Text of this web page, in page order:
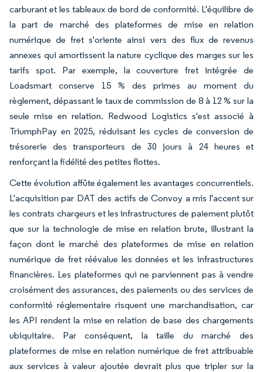
carburant et les tableaux de bord de conformité. L'équilibre de
la part de marché des plateformes de mise en relation
numérique de fret s'oriente ainsi vers des flux de revenus
annexes qui amortissent la nature cyclique des marges sur les
tarifs spot. Par exemple, la couverture fret intégrée de
Loadsmart conserve 15 % des primes au moment du
règlement, dépassant le taux de commission de 8 à 12 % sur la
seule mise en relation. Redwood Logistics s'est associé à
TriumphPay en 2025, réduisant les cycles de conversion de
trésorerie des transporteurs de 30 jours à 24 heures et
renforçant la fidélité des petites flottes.
Cette évolution affûte également les avantages concurrentiels.
L'acquisition par DAT des actifs de Convoy a mis l'accent sur
les contrats chargeurs et les infrastructures de paiement plutôt
que sur la technologie de mise en relation brute, illustrant la
façon dont le marché des plateformes de mise en relation
numérique de fret réévalue les données et les infrastructures
financières. Les plateformes qui ne parviennent pas à vendre
croisément des assurances, des paiements ou des services de
conformité réglementaire risquent une marchandisation, car
les API rendent la mise en relation de base des chargements
ubiquitaire. Par conséquent, la taille du marché des
plateformes de mise en relation numérique de fret attribuable
aux services à valeur ajoutée devrait plus que tripler sur la